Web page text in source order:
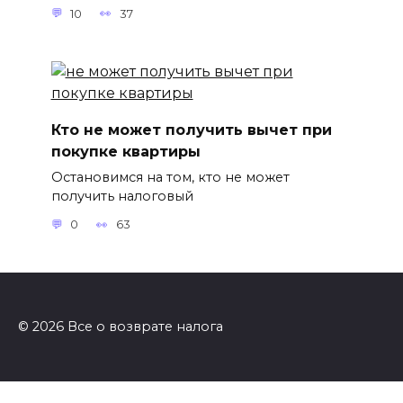
10 37
Кто не может получить вычет при
покупке квартиры
Остановимся на том, кто не может
получить налоговый
0 63
© 2026 Все о возврате налога